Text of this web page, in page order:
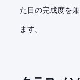
た目の完成度を
ます。